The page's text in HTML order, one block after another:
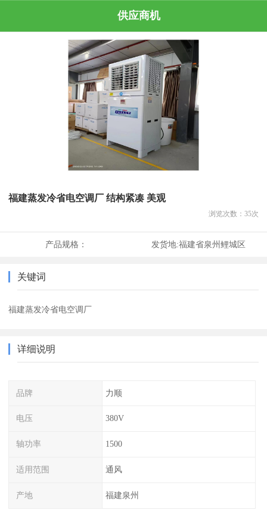
供应商机
福建蒸发冷省电空调厂 结构紧凑 美观
浏览次数： 35次
产品规格： 发货地:福建省泉州鲤城区
关键词
福建蒸发冷省电空调厂
详细说明
品牌 力顺
电压 380V
轴功率 1500
适用范围 通风
产地 福建泉州